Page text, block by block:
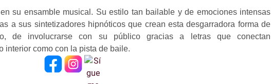
su ensamble musical. Su estilo tan bailable y de emociones intensas
a sus sintetizadores hipnóticos que crean esta desgarradora forma de
de involucrarse con su público gracias a letras que conectan
interior como con la pista de baile.